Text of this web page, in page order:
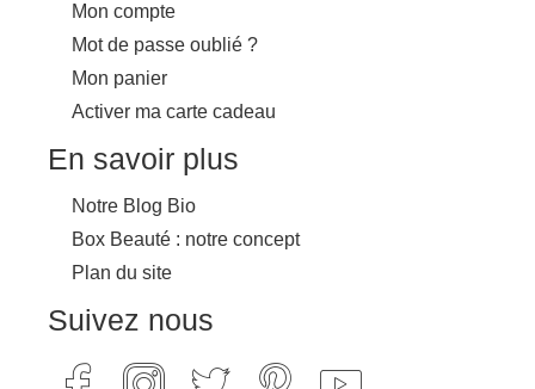
Mon compte
Mot de passe oublié ?
Mon panier
Activer ma carte cadeau
En savoir plus
Notre Blog Bio
Box Beauté : notre concept
Plan du site
Suivez nous